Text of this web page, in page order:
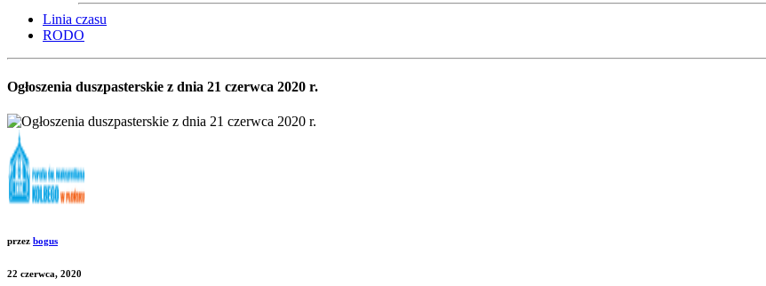
Linia czasu
RODO
Ogłoszenia duszpasterskie z dnia 21 czerwca 2020 r.
przez bogus
22 czerwca, 2020